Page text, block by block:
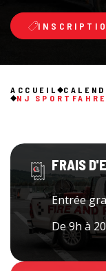
ACCUEIL
NJ
FRAIS
Entrée
De 9h à